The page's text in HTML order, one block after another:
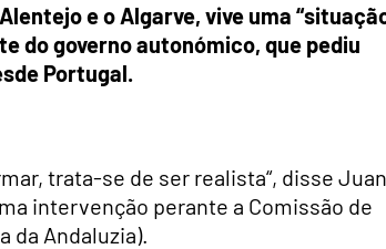
e o Algarve, vive uma
do governo autonómico, que pediu
Portugal.
trata-se de ser realista“, disse Juan
intervenção perante a Comissão de
da Andaluzia).